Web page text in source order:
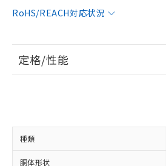
RoHS/REACH対応状況
定格/性能
種類
胴体形状